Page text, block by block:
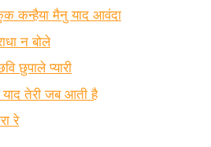
कन्हैया मैनु याद आवंदा
न बोले
छुपाले प्यारी
तेरी जब आती है
रे